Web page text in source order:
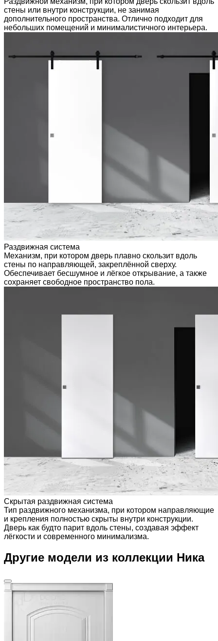
стены или внутри конструкции, не занимая
дополнительного пространства. Отлично подходит для
небольших помещений и минималистичного интерьера.
Раздвижная система
Механизм, при котором дверь плавно скользит вдоль
стены по направляющей, закреплённой сверху.
Обеспечивает бесшумное и лёгкое открывание, а также
сохраняет свободное пространство пола.
Скрытая раздвижная система
Тип раздвижного механизма, при котором направляющие
и крепления полностью скрыты внутри конструкции.
Дверь как будто парит вдоль стены, создавая эффект
лёгкости и современного минимализма.
Другие модели из коллекции Ника